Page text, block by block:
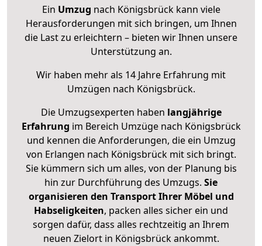
Ein Umzug nach Königsbrück kann viele
Herausforderungen mit sich bringen, um Ihnen
die Last zu erleichtern – bieten wir Ihnen unsere
Unterstützung an.
Wir haben mehr als 14 Jahre Erfahrung mit
Umzügen nach Königsbrück.
Die Umzugsexperten haben langjährige
Erfahrung im Bereich Umzüge nach Königsbrück
und kennen die Anforderungen, die ein Umzug
von Erlangen nach Königsbrück mit sich bringt.
Sie kümmern sich um alles, von der Planung bis
hin zur Durchführung des Umzugs. Sie
organisieren den Transport Ihrer Möbel und
Habseligkeiten, packen alles sicher ein und
sorgen dafür, dass alles rechtzeitig an Ihrem
neuen Zielort in Königsbrück ankommt.